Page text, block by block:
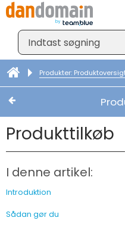
Produkter:
Produkttilkøb
I denne artikel:
Introduktion
Sådan gør du